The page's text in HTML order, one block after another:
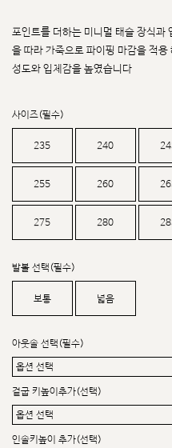
포인트를 더하는 미니멀 태슬 장식과
을 따라 가죽으로 파이핑 마감을 적용
성도와 입체감을 높였습니다
사이즈(필수)
235 240
255 260
275 280
발볼 선택(필수)
보통 넓음
아웃솔 선택(필수)
겉굽 키높이추가(선택)
인솔키높이 추가(선택)